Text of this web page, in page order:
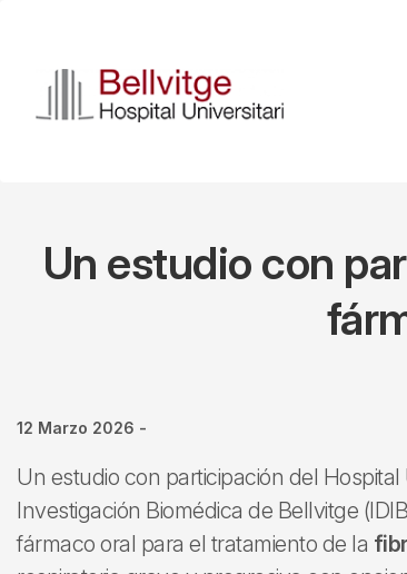
contenido
principal
Un estudio con
12 Marzo 2026 -
Un estudio con participación del
Investigación Biomédica de Bellvitge
fármaco oral para el tratamiento de la